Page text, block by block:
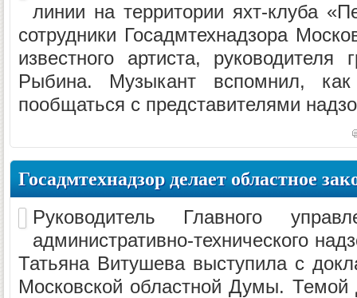
линии на территории яхт-клуба
сотрудники Госадмтехнадзора
известного артиста,
Рыбина. Музыкант вспомнил,
пообщаться с представителями
Госадмтехнадзор делает областное
Руководитель Главного
административно-технического
Татьяна Витушева выступила с
Московской областной Думы. Темой